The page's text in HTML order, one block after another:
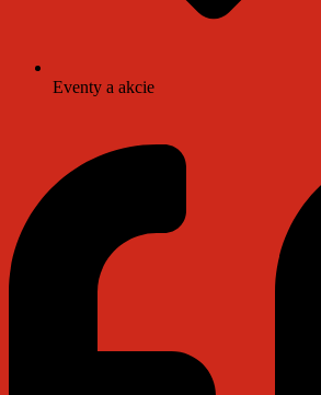
Eventy a akcie